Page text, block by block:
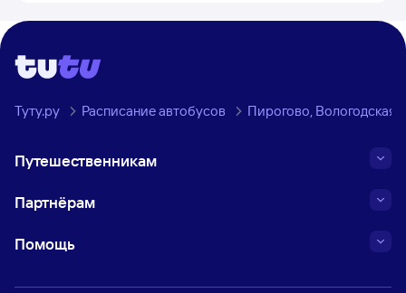
Туту.ру Расписание автобусов Пирогово, Вологодская
Путешественникам
Партнёрам
Помощь